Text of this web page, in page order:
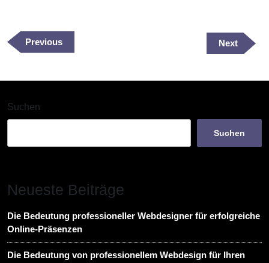
Previous
Post
Previous
Next
Post
Next
Suchen
Suchen
Neueste Beiträge
Die Bedeutung professioneller Webdesigner für erfolgreiche
Online-Präsenzen
Die Bedeutung von professionellem Webdesign für Ihren